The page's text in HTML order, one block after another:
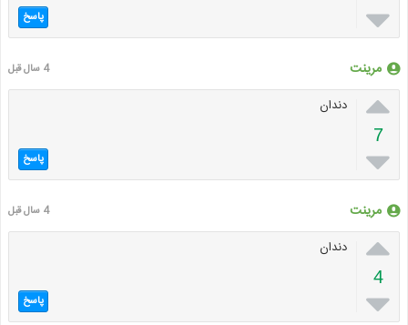
 پاسخ
مرینت 4 سال قبل

7

دندان
پاسخ
مرینت 4 سال قبل

4

دندان
پاسخ